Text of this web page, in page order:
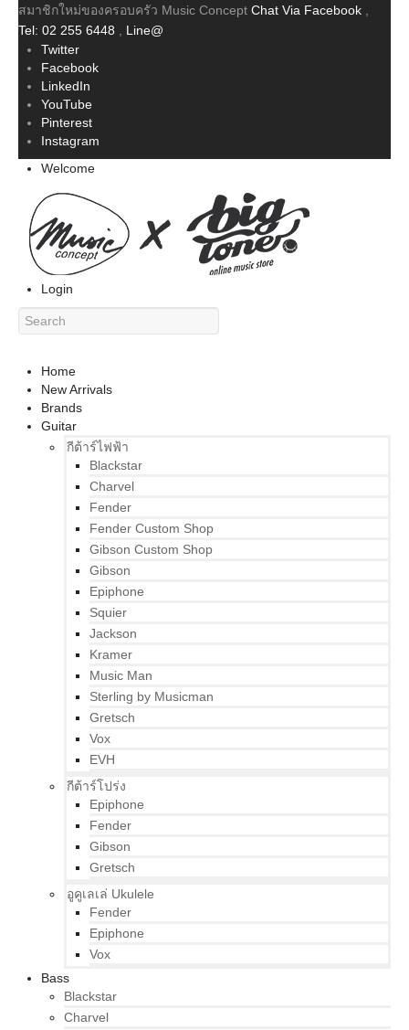
สมาชิกใหม่ของครอบครัว Music Concept Chat Via Facebook
Tel: 02 255 6448
Line@
Twitter
Facebook
LinkedIn
YouTube
Pinterest
Instagram
Welcome
Login
Home
New Arrivals
Brands
Guitar
กีต้าร์ไฟฟ้า
Blackstar
Charvel
Fender
Fender Custom Shop
Gibson Custom Shop
Gibson
Epiphone
Squier
Jackson
Kramer
Music Man
Sterling by Musicman
Gretsch
Vox
EVH
กีต้าร์โปร่ง
Epiphone
Fender
Gibson
Gretsch
อูคูเลเล่ Ukulele
Fender
Epiphone
Vox
Bass
Blackstar
Charvel